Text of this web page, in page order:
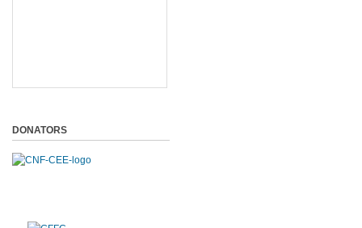
DONATORS